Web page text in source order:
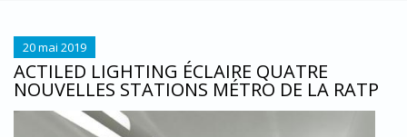
20 mai 2019
ACTILED LIGHTING ÉCLAIRE QUATRE
NOUVELLES STATIONS MÉTRO DE LA RATP
LIGNE12_AUBERVILLIERS_QUAIS